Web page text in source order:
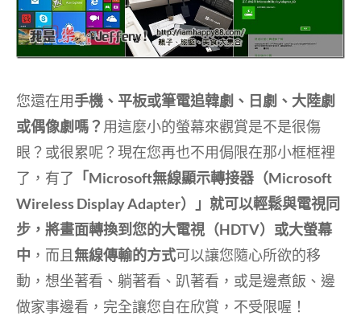
您還在用手機、平板或筆電追韓劇、日劇、大陸劇
或偶像劇嗎？ 用這麼小的螢幕來觀賞是不是很傷
眼？或很累呢？現在您再也不用侷限在那小框框裡
了，有了 「Microsoft無線顯示轉接器（Microsoft
Wireless Display Adapter）」就可以輕鬆與電視同
步，將畫面轉換到您的大電視（HDTV）或大螢幕
中 ，而且無線傳輸的方式可以讓您隨心所欲的移
動，想坐著看、躺著看、趴著看，或是邊煮飯、邊
做家事邊看，完全讓您自在欣賞，不受限喔！